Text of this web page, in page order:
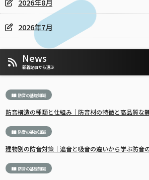
2026年8月
2026年7月
News
新着記事から選ぶ
防音の基礎知識
防音構造の種類と仕組み｜防音材の特徴と高品質な
防音の基礎知識
建物別の防音対策｜遮音と吸音の違いから学ぶ防音
防音の基礎知識